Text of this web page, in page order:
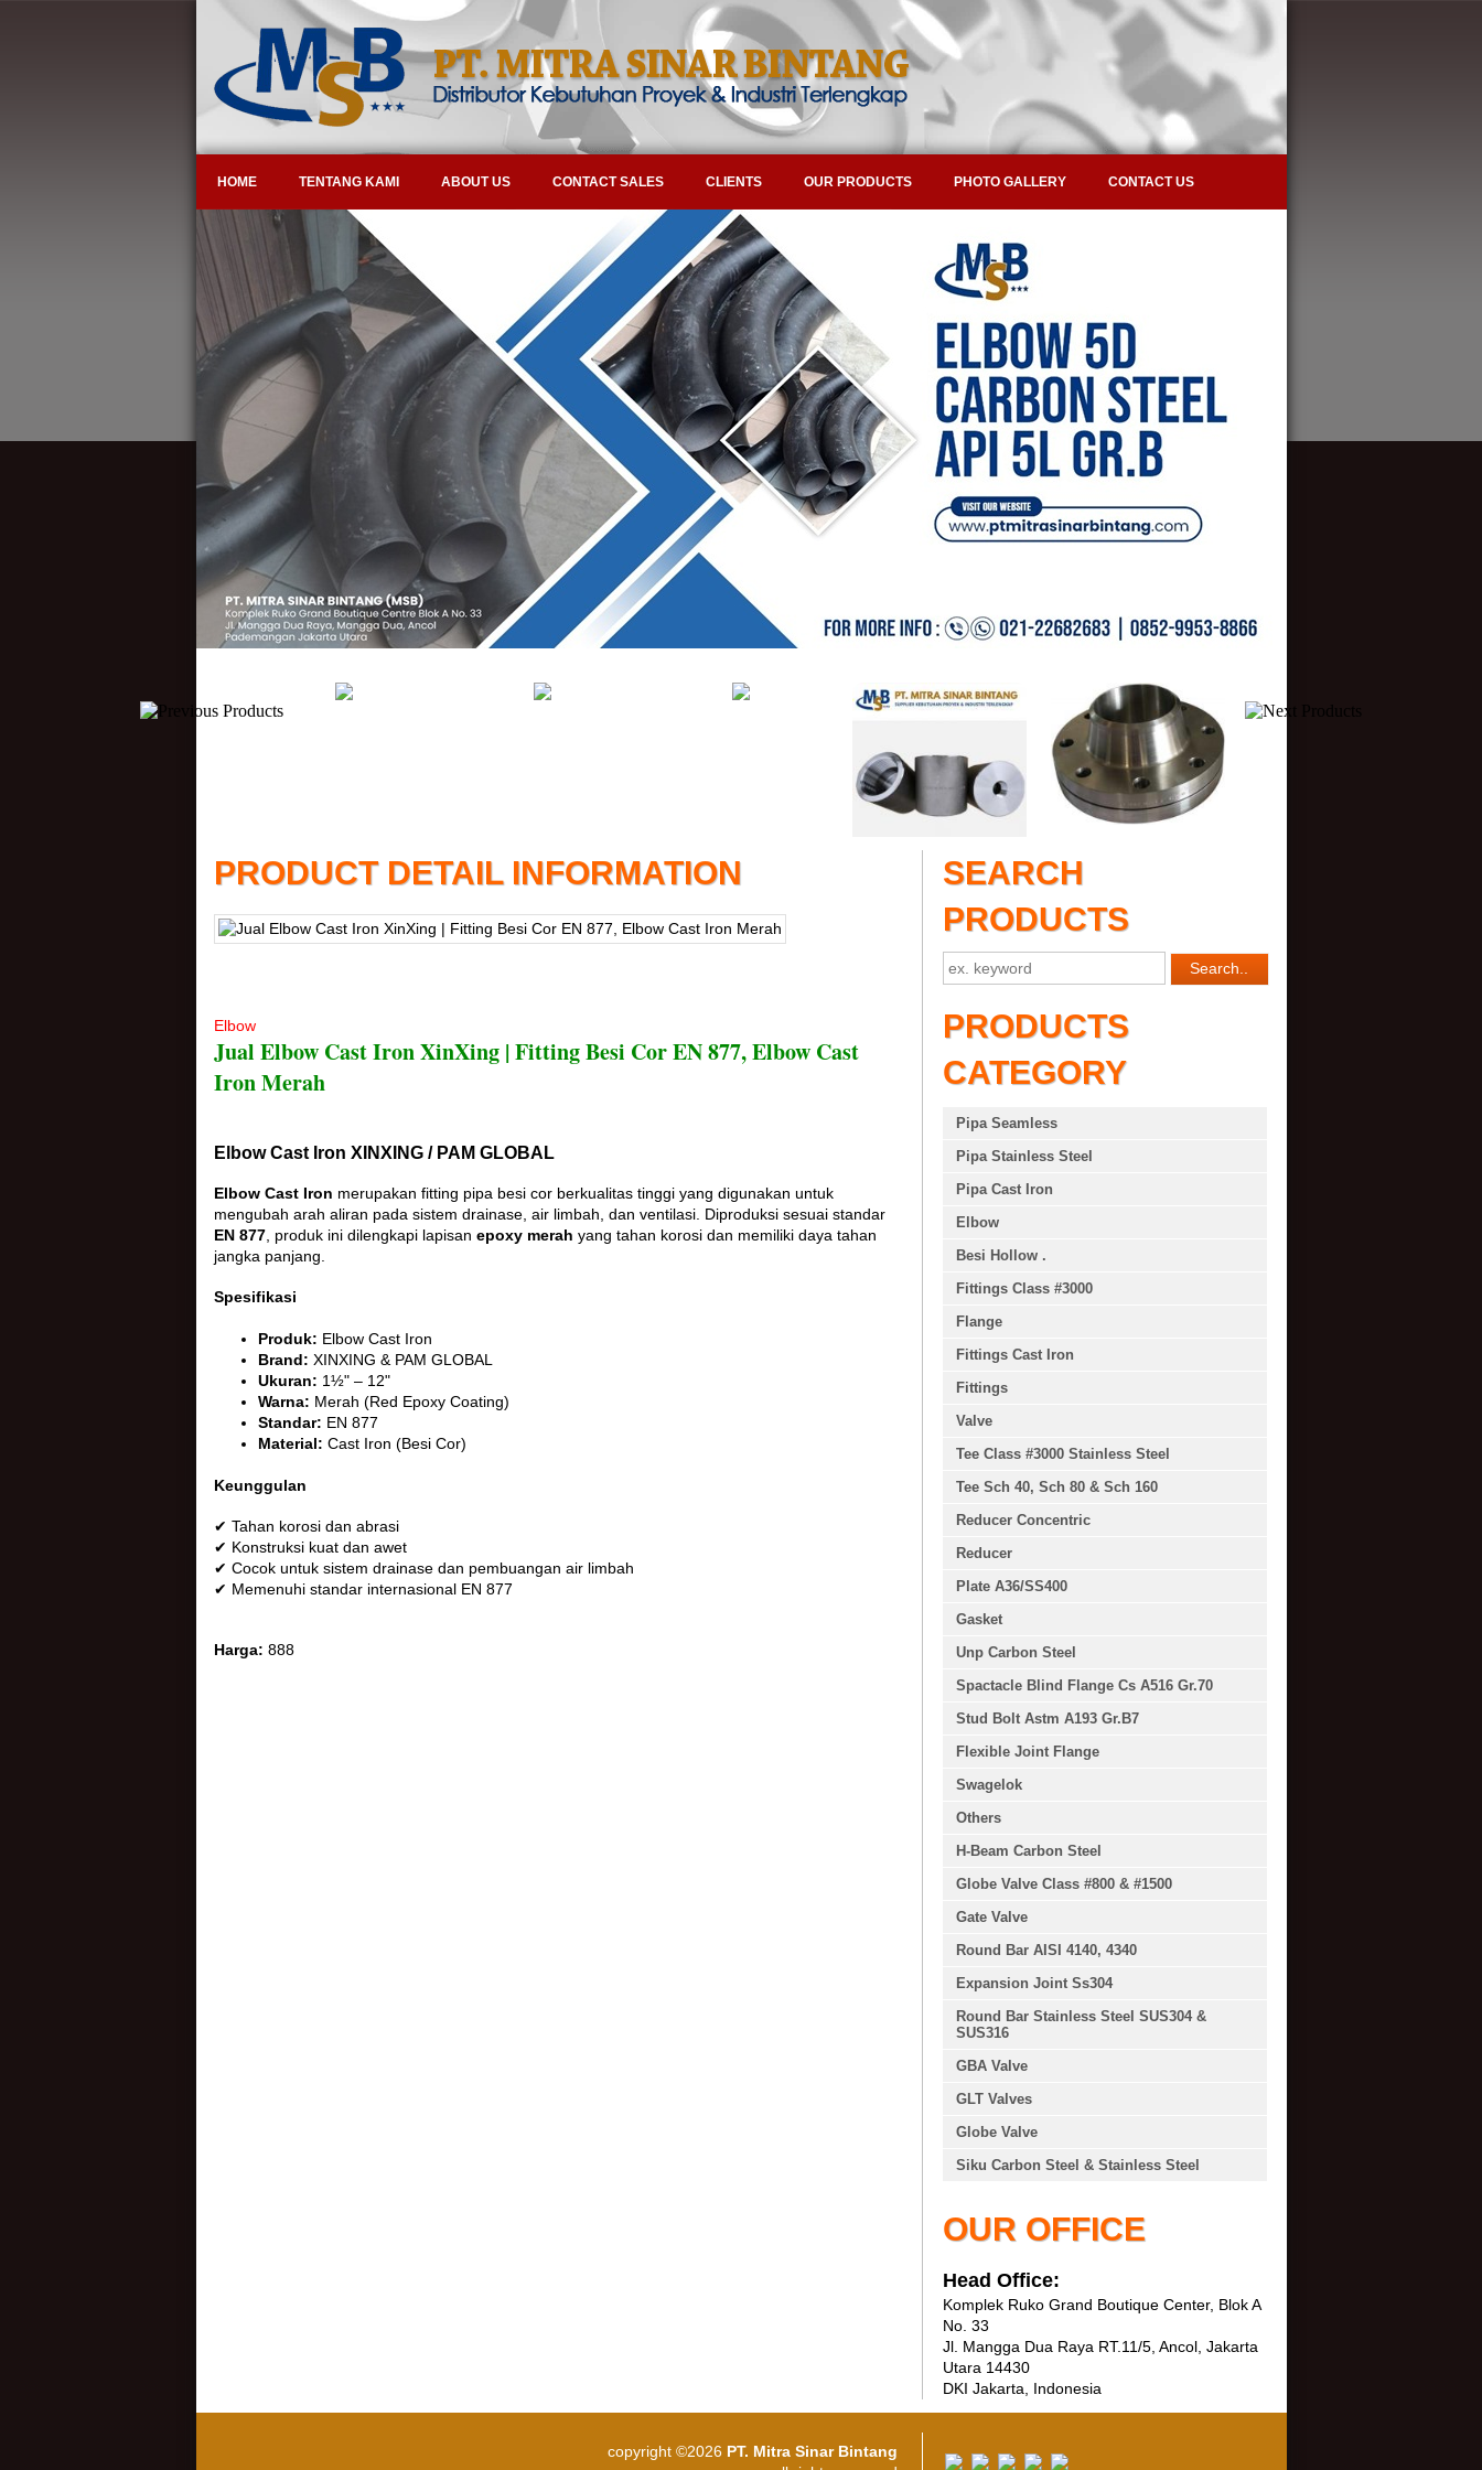
HOME TENTANG KAMI ABOUT US CONTACT SALES CLIENTS OUR PRODUCTS PHOTO GALLERY CONTACT US
PRODUCT DETAIL INFORMATION
Elbow
Jual Elbow Cast Iron XinXing | Fitting Besi Cor EN 877, Elbow Cast
Iron Merah
Elbow Cast Iron XINXING / PAM GLOBAL
Elbow Cast Iron merupakan fitting pipa besi cor berkualitas tinggi yang digunakan untuk
mengubah arah aliran pada sistem drainase, air limbah, dan ventilasi. Diproduksi sesuai standar
EN 877, produk ini dilengkapi lapisan epoxy merah yang tahan korosi dan memiliki daya tahan
jangka panjang.
Spesifikasi
Produk: Elbow Cast Iron
Brand: XINXING & PAM GLOBAL
Ukuran: 1½" – 12"
Warna: Merah (Red Epoxy Coating)
Standar: EN 877
Material: Cast Iron (Besi Cor)
Keunggulan
✔ Tahan korosi dan abrasi
✔ Konstruksi kuat dan awet
✔ Cocok untuk sistem drainase dan pembuangan air limbah
✔ Memenuhi standar internasional EN 877
Harga: 888
SEARCH
PRODUCTS
PRODUCTS
CATEGORY
Pipa Seamless
Pipa Stainless Steel
Pipa Cast Iron
Elbow
Besi Hollow .
Fittings Class #3000
Flange
Fittings Cast Iron
Fittings
Valve
Tee Class #3000 Stainless Steel
Tee Sch 40, Sch 80 & Sch 160
Reducer Concentric
Reducer
Plate A36/SS400
Gasket
Unp Carbon Steel
Spactacle Blind Flange Cs A516 Gr.70
Stud Bolt Astm A193 Gr.B7
Flexible Joint Flange
Swagelok
Others
H-Beam Carbon Steel
Globe Valve Class #800 & #1500
Gate Valve
Round Bar AISI 4140, 4340
Expansion Joint Ss304
Round Bar Stainless Steel SUS304 &
SUS316
GBA Valve
GLT Valves
Globe Valve
Siku Carbon Steel & Stainless Steel
OUR OFFICE
Head Office:
Komplek Ruko Grand Boutique Center, Blok A
No. 33
Jl. Mangga Dua Raya RT.11/5, Ancol, Jakarta
Utara 14430
DKI Jakarta, Indonesia
copyright ©2026 PT. Mitra Sinar Bintang